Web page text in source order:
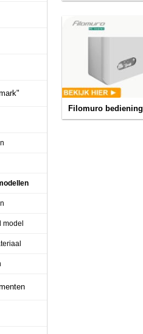
model
Filomuro